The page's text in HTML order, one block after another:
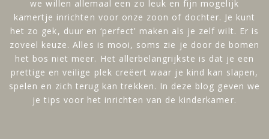
we willen allemaal een zo leuk en fijn mogelijk
kamertje inrichten voor onze zoon of dochter. Je kunt
het zo gek, duur en ‘perfect’ maken als je zelf wilt. Er is
zoveel keuze. Alles is mooi, soms zie je door de bomen
het bos niet meer. Het allerbelangrijkste is dat je een
prettige en veilige plek creëert waar je kind kan slapen,
spelen en zich terug kan trekken. In deze blog geven we
je tips voor het inrichten van de kinderkamer.